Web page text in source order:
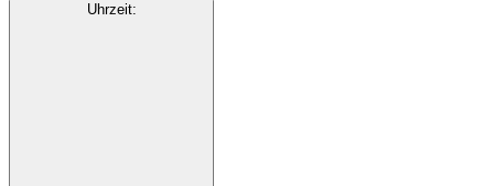
Uhrzeit: